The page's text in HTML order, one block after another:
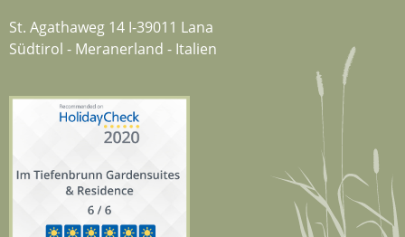
St. Agathaweg 14 I-39011 Lana
Südtirol - Meranerland - Italien